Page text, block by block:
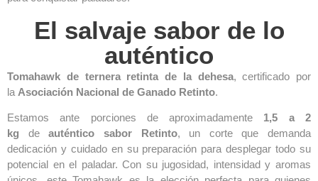
El salvaje sabor de lo
auténtico
Tomahawk de ternera retinta de la dehesa, certificado por
la Asociación Nacional de Ganado Retinto.
Estamos ante porciones de aproximadamente 1,5 a 2
kg deauténtico sabor Retinto, un corte que demanda
dedicación y cuidado en su preparación para desplegar todo su
potencial en el paladar. Con su jugosidad, intensidad y aromas